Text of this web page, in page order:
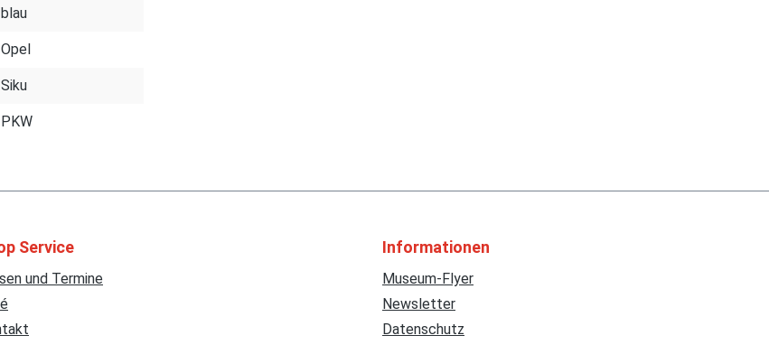
blau
Opel
Siku
PKW
Service
und Termine
Informationen
Museum-Flyer
Newsletter
Datenschutz